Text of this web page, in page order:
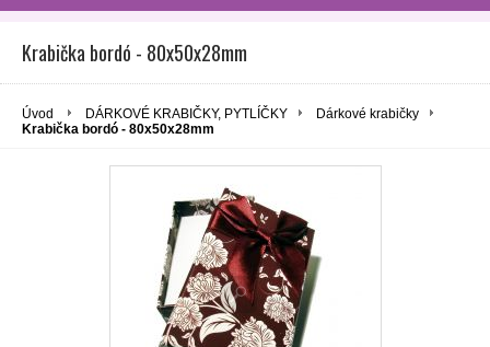
Krabička bordó - 80x50x28mm
Úvod DÁRKOVÉ KRABIČKY, PYTLÍČKY
Dárkové krabičky
Krabička bordó - 80x50x28mm